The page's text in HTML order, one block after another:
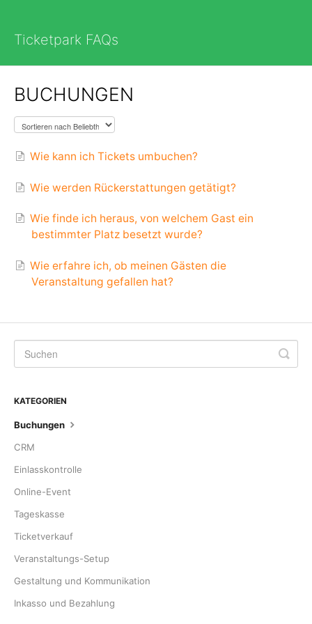
Ticketpark FAQs
BUCHUNGEN
Wie kann ich Tickets umbuchen?
Wie werden Rückerstattungen getätigt?
Wie finde ich heraus, von welchem Gast ein
bestimmter Platz besetzt wurde?
Wie erfahre ich, ob meinen Gästen die
Veranstaltung gefallen hat?
KATEGORIEN
Buchungen
CRM
Einlasskontrolle
Online-Event
Tageskasse
Ticketverkauf
Veranstaltungs-Setup
Gestaltung und Kommunikation
Inkasso und Bezahlung